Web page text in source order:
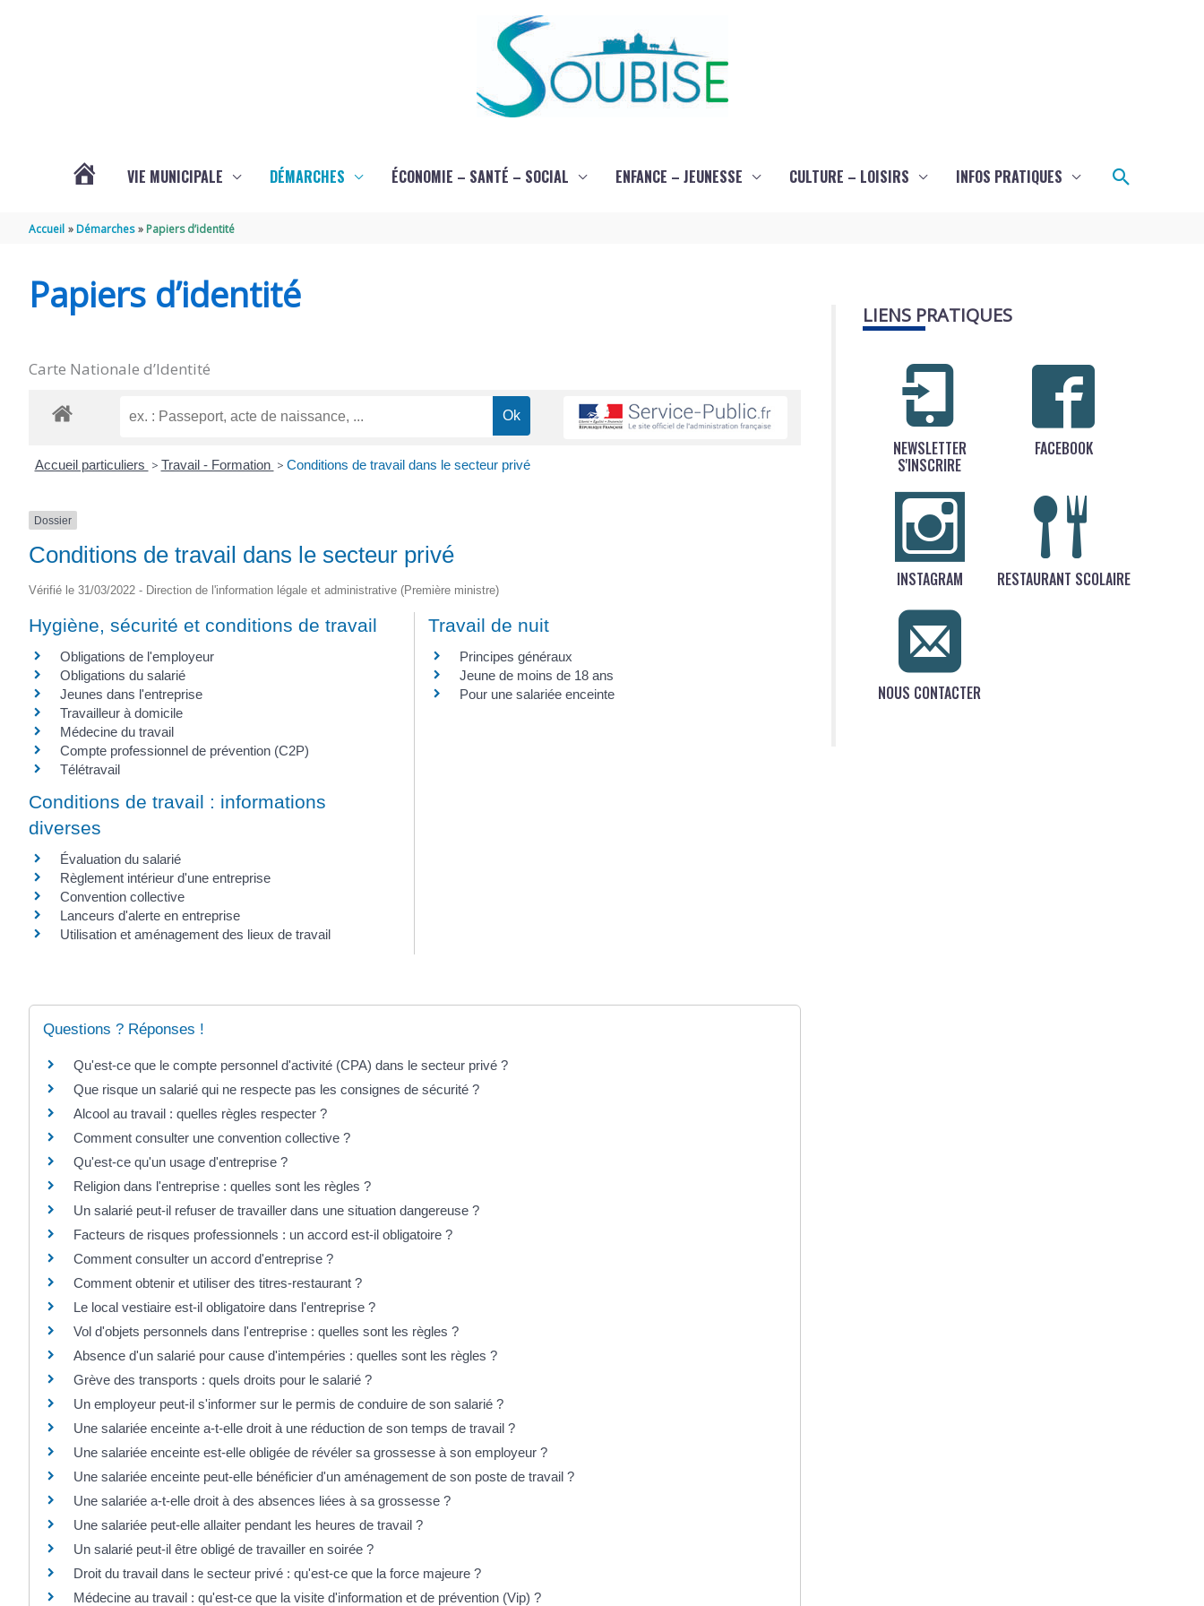
SOUBISE
VIE MUNICIPALE DÉMARCHES ÉCONOMIE – SANTÉ – SOCIAL ENFANCE – JEUNESSE CULTURE – LOISIRS INFOS PRATIQUES
Accueil Démarches Papiers d’identité
Papiers d’identité
Carte Nationale d’Identité
Accueil particuliers > Travail - Formation > Conditions de travail dans le secteur privé
Dossier
Conditions de travail dans le secteur privé
Vérifié le 31/03/2022 - Direction de l'information légale et administrative (Première ministre)
Hygiène, sécurité et conditions de travail
Obligations de l'employeur
Obligations du salarié
Jeunes dans l'entreprise
Travailleur à domicile
Médecine du travail
Compte professionnel de prévention (C2P)
Télétravail
Travail de nuit
Principes généraux
Jeune de moins de 18 ans
Pour une salariée enceinte
Conditions de travail : informations
diverses
Évaluation du salarié
Règlement intérieur d'une entreprise
Convention collective
Lanceurs d'alerte en entreprise
Utilisation et aménagement des lieux de travail
Questions ? Réponses !
Qu'est-ce que le compte personnel d'activité (CPA) dans le secteur privé ?
Que risque un salarié qui ne respecte pas les consignes de sécurité ?
Alcool au travail : quelles règles respecter ?
Comment consulter une convention collective ?
Qu'est-ce qu'un usage d'entreprise ?
Religion dans l'entreprise : quelles sont les règles ?
Un salarié peut-il refuser de travailler dans une situation dangereuse ?
Facteurs de risques professionnels : un accord est-il obligatoire ?
Comment consulter un accord d'entreprise ?
Comment obtenir et utiliser des titres-restaurant ?
Le local vestiaire est-il obligatoire dans l'entreprise ?
Vol d'objets personnels dans l'entreprise : quelles sont les règles ?
Absence d'un salarié pour cause d'intempéries : quelles sont les règles ?
Grève des transports : quels droits pour le salarié ?
Un employeur peut-il s'informer sur le permis de conduire de son salarié ?
Une salariée enceinte a-t-elle droit à une réduction de son temps de travail ?
Une salariée enceinte est-elle obligée de révéler sa grossesse à son employeur ?
Une salariée enceinte peut-elle bénéficier d'un aménagement de son poste de travail ?
Une salariée a-t-elle droit à des absences liées à sa grossesse ?
Une salariée peut-elle allaiter pendant les heures de travail ?
Un salarié peut-il être obligé de travailler en soirée ?
Droit du travail dans le secteur privé : qu'est-ce que la force majeure ?
Médecine au travail : qu'est-ce que la visite d'information et de prévention (Vip) ?
LIENS PRATIQUES
NEWSLETTER
S'INSCRIRE
FACEBOOK
INSTAGRAM RESTAURANT SCOLAIRE
NOUS CONTACTER